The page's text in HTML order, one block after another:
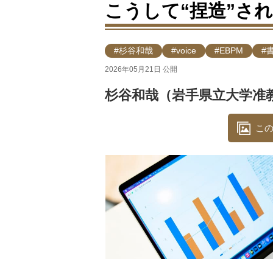
こうして“捏造”さ
#杉谷和哉 #voice #EBPM #
2026年05月21日 公開
杉谷和哉（岩手県立大学准
こ